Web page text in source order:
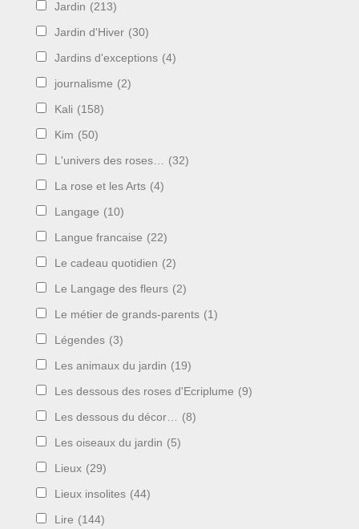
Jardin (213)
Jardin d'Hiver (30)
Jardins d'exceptions (4)
journalisme (2)
Kali (158)
Kim (50)
L'univers des roses… (32)
La rose et les Arts (4)
Langage (10)
Langue francaise (22)
Le cadeau quotidien (2)
Le Langage des fleurs (2)
Le métier de grands-parents (1)
Légendes (3)
Les animaux du jardin (19)
Les dessous des roses d'Ecriplume (9)
Les dessous du décor… (8)
Les oiseaux du jardin (5)
Lieux (29)
Lieux insolites (44)
Lire (144)